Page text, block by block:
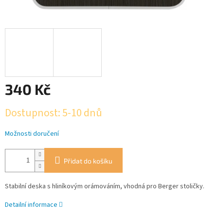
340 Kč
cena:
Dostupnost: 5-10 dnů
Možnosti doručení
Přidat do košíku
Stabilní deska s hliníkovým orámováním, vhodná pro Berger stoličky.
Detailní informace